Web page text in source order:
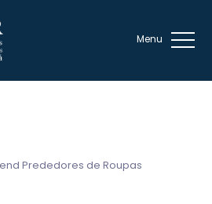
Prededores de Roupas